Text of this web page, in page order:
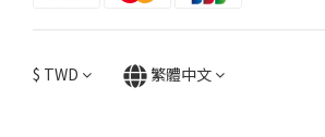
$ TWD 繁體中文